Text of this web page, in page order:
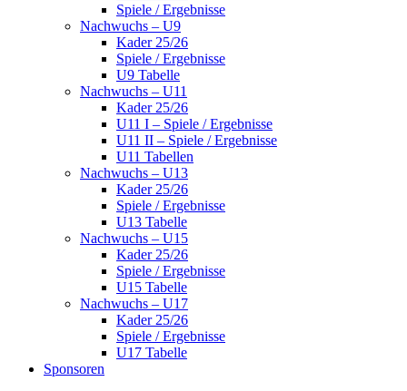
Spiele / Ergebnisse
Nachwuchs – U9
Kader 25/26
Spiele / Ergebnisse
U9 Tabelle
Nachwuchs – U11
Kader 25/26
U11 I – Spiele / Ergebnisse
U11 II – Spiele / Ergebnisse
U11 Tabellen
Nachwuchs – U13
Kader 25/26
Spiele / Ergebnisse
U13 Tabelle
Nachwuchs – U15
Kader 25/26
Spiele / Ergebnisse
U15 Tabelle
Nachwuchs – U17
Kader 25/26
Spiele / Ergebnisse
U17 Tabelle
Sponsoren